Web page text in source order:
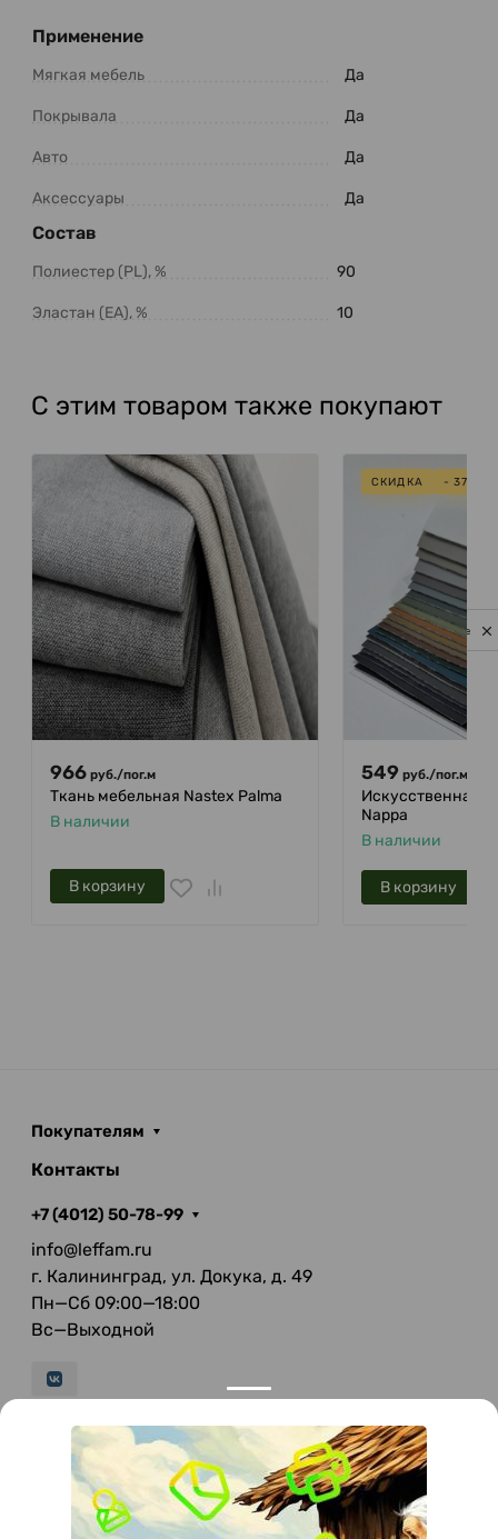
Применение
Мягкая мебель Да
Покрывала Да
Авто Да
Аксессуары Да
Состав
Полиестер (PL), % 90
Эластан (EA), % 10
С этим товаром также покупают
966 руб./пог.м
Ткань мебельная Nastex Palma
В наличии
В корзину
СКИДКА - 37%
549 руб./пог.м
Искусственная
Nappa
В наличии
В корзину
Покупателям
Контакты
+7 (4012) 50-78-99
info@leffam.ru
г. Калининград, ул. Докука, д. 49
Пн—Сб 09:00—18:00
Вс—Выходной
© 2026 LeFFAM — материалы для качественной
мягкой мебели
Получение и обработка персональных данных происходит в
соответствии с Федеральным законом от 27.07.2006 года №152-ФЗ
Privacy notice